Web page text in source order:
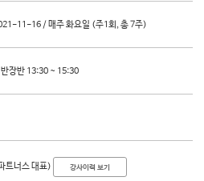
하기
묻는질문
11-16 / 매주 화요일 (주1회, 총 7주)
장반 13:30 ~ 15:30
트너스 대표) 강사이력 보기